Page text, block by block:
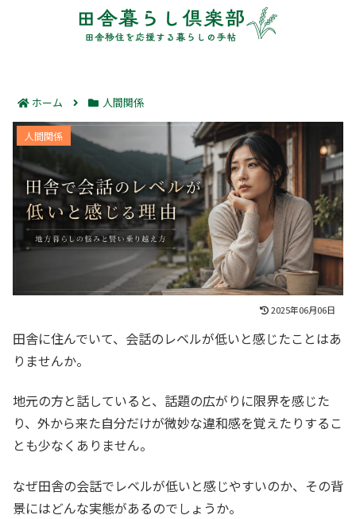
ホーム 人間関係
田舎で会話のレベルが低いと感じる理由と現実｜地方暮
らしで悩む人必見！賢く乗り越える方法とリアル体験談
人間関係
2025年06月06日
田舎に住んでいて、会話のレベルが低いと感じたことはあ
りませんか。
地元の方と話していると、話題の広がりに限界を感じた
り、外から来た自分だけが微妙な違和感を覚えたりするこ
とも少なくありません。
なぜ田舎の会話でレベルが低いと感じやすいのか、その背
景にはどんな実態があるのでしょうか。